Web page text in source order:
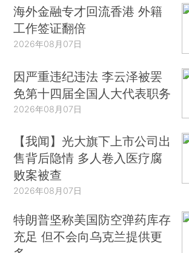
海外金融专才回流香港 外籍
工作签证翻倍
2026年08月07日
因严重违纪违法 李云泽被罢
免第十四届全国人大代表职务
2026年08月07日
【我闻】光大旗下上市公司出
售背后隐情 多人卷入医疗腐
败案被查
2026年08月07日
特朗普坚称美国防空弹药库存
充足 但不会向乌克兰提供更